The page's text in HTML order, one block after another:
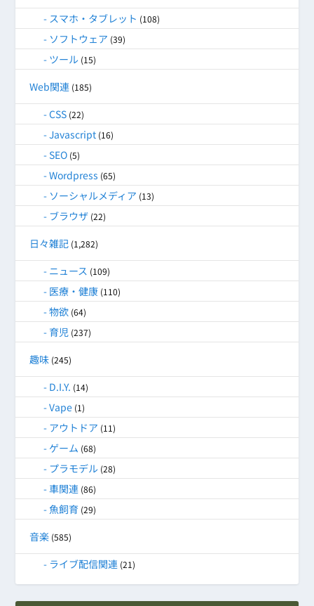
スマホ・タブレット (108)
ソフトウェア (39)
ツール (15)
Web関連 (185)
CSS (22)
Javascript (16)
SEO (5)
Wordpress (65)
ソーシャルメディア (13)
ブラウザ (22)
日々雑記 (1,282)
ニュース (109)
医療・健康 (110)
物欲 (64)
育児 (237)
趣味 (245)
D.I.Y. (14)
Vape (1)
アウトドア (11)
ゲーム (68)
プラモデル (28)
車関連 (86)
魚飼育 (29)
音楽 (585)
ライブ配信関連 (21)